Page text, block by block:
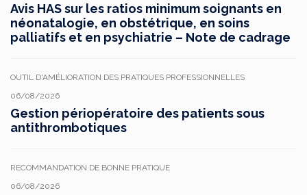
Avis HAS sur les ratios minimum soignants en
néonatalogie, en obstétrique, en soins
palliatifs et en psychiatrie – Note de cadrage
OUTIL D'AMÉLIORATION DES PRATIQUES PROFESSIONNELLES
06/08/2026
Gestion périopératoire des patients sous
antithrombotiques
RECOMMANDATION DE BONNE PRATIQUE
06/08/2026